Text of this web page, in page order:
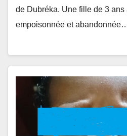
de Dubréka. Une fille de 3 ans
empoisonnée et